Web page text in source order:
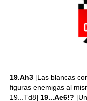
19.Ah3 [Las blancas
figuras enemigas al
19...Td8] 19...Ae6!?